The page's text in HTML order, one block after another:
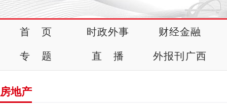
首 页 时政外事 财经金融
专 题 直 播 外报刊广西
房地产